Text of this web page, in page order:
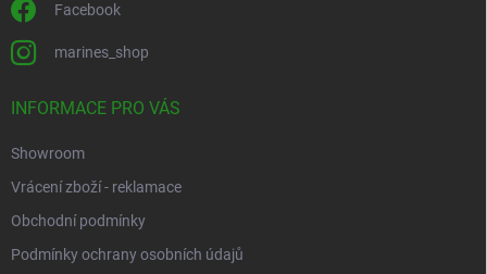
Facebook
marines_shop
INFORMACE PRO VÁS
Showroom
Vrácení zboží - reklamace
Obchodní podmínky
Podmínky ochrany osobních údajů